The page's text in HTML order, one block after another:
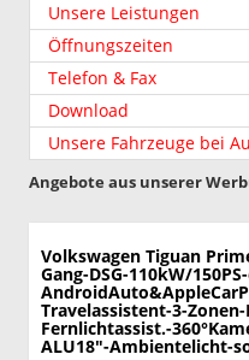
Unsere Leistungen
Öffnungszeiten
Telefon & Fax
Download
Unsere Fahrzeuge bei
Angebote aus unserer
Volkswagen Tiguan
Gang-DSG-110kW/
Travelassistent-3-Zonen-
Fernlichtassist.-
ALU18"-Ambientelicht-